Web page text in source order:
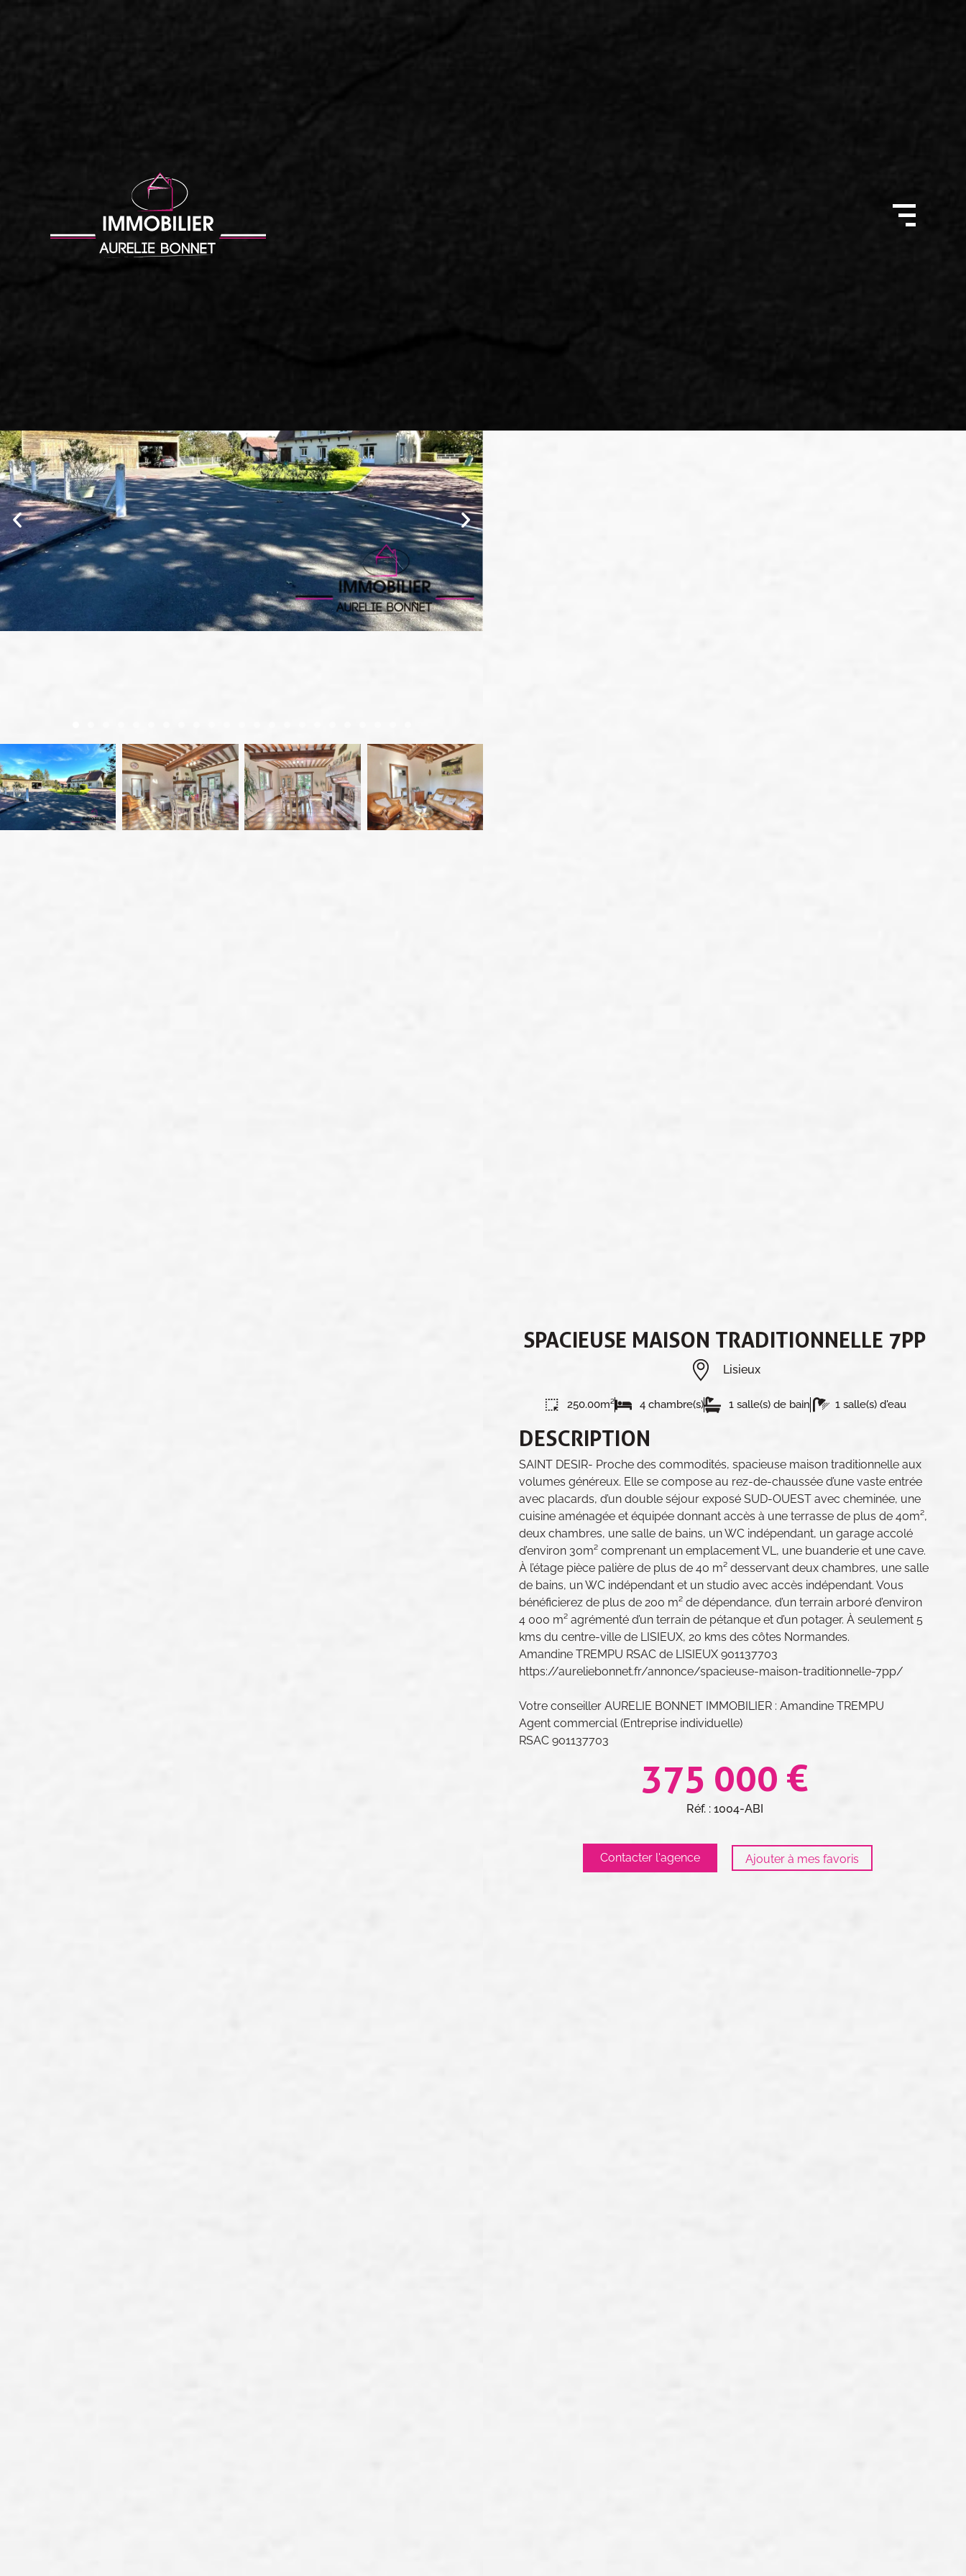
Spacieuse maison traditionnelle 7pp
SPACIEUSE MAISON TRADITIONNELLE 7PP
Lisieux
250.00m² 4 chambre(s) 1 salle(s) de bain 1 salle(s) d'eau
DESCRIPTION
SAINT DESIR- Proche des commodités, spacieuse maison traditionnelle aux
volumes généreux. Elle se compose au rez-de-chaussée d’une vaste entrée
avec placards, d’un double séjour exposé SUD-OUEST avec cheminée, une
cuisine aménagée et équipée donnant accès à une terrasse de plus de 40m²,
deux chambres, une salle de bains, un WC indépendant, un garage accolé
d’environ 30m² comprenant un emplacement VL, une buanderie et une cave.
À l’étage pièce palière de plus de 40 m² desservant deux chambres, une salle
de bains, un WC indépendant et un studio avec accès indépendant. Vous
bénéficierez de plus de 200 m² de dépendance, d’un terrain arboré d’environ
4 000 m² agrémenté d’un terrain de pétanque et d’un potager. À seulement 5
kms du centre-ville de LISIEUX, 20 kms des côtes Normandes.
Amandine TREMPU RSAC de LISIEUX 901137703
https://aureliebonnet.fr/annonce/spacieuse-maison-traditionnelle-7pp/
Votre conseiller AURELIE BONNET IMMOBILIER : Amandine TREMPU
Agent commercial (Entreprise individuelle)
RSAC 901137703
375 000 €
Réf. : 1004-ABI
Contacter l'agence